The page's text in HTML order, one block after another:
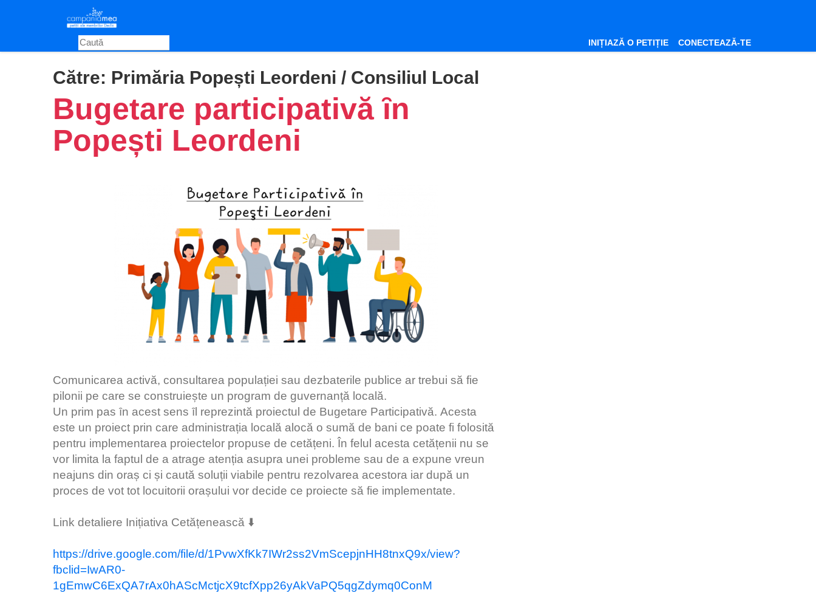
content
INIȚIAZĂ O PETIȚIE CONECTEAZĂ-TE
Către: Primӑria Popești Leordeni / Consiliul Local
Bugetare participativӑ ȋn
Popești Leordeni
Comunicarea activӑ, consultarea populației sau dezbaterile publice ar trebui sӑ fie
pilonii pe care se construiește un program de guvernanțӑ localӑ.
Un prim pas ȋn acest sens ȋl reprezintӑ proiectul de Bugetare Participativӑ. Acesta
este un proiect prin care administrația localӑ alocӑ o sumӑ de bani ce poate fi folositӑ
pentru implementarea proiectelor propuse de cetӑțeni. În felul acesta cetӑțenii nu se
vor limita la faptul de a atrage atenția asupra unei probleme sau de a expune vreun
neajuns din oraș ci și cautӑ soluții viabile pentru rezolvarea acestora iar dupӑ un
proces de vot tot locuitorii orașului vor decide ce proiecte sӑ fie implementate.
Link detaliere Inițiativa Cetățenească ⬇️
https://drive.google.com/file/d/1PvwXfKk7IWr2ss2VmScepjnHH8tnxQ9x/view?
fbclid=IwAR0-
1gEmwC6ExQA7rAx0hAScMctjcX9tcfXpp26yAkVaPQ5qgZdymq0ConM